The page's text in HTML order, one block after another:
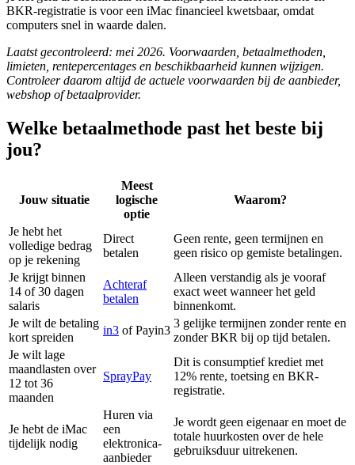
BKR-registratie is voor een iMac financieel kwetsbaar, omdat
computers snel in waarde dalen.
Laatst gecontroleerd: mei 2026. Voorwaarden, betaalmethoden,
limieten, rentepercentages en beschikbaarheid kunnen wijzigen.
Controleer daarom altijd de actuele voorwaarden bij de aanbieder,
webshop of betaalprovider.
Welke betaalmethode past het beste bij
jou?
Jouw situatie
Meest
logische
optie
Waarom?
Je hebt het
volledige bedrag
op je rekening
Direct
betalen
Geen rente, geen termijnen en
geen risico op gemiste betalingen.
Je krijgt binnen
14 of 30 dagen
salaris
Achteraf
betalen
Alleen verstandig als je vooraf
exact weet wanneer het geld
binnenkomt.
Je wilt de betaling
kort spreiden
in3 of Payin3
3 gelijke termijnen zonder rente en
zonder BKR bij op tijd betalen.
Je wilt lage
maandlasten over
12 tot 36
maanden
SprayPay
Dit is consumptief krediet met
12% rente, toetsing en BKR-
registratie.
Je hebt de iMac
tijdelijk nodig
Huren via
een
elektronica-
aanbieder
Je wordt geen eigenaar en moet de
totale huurkosten over de hele
gebruiksduur uitrekenen.